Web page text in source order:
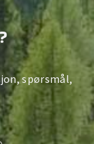
spørsmål,